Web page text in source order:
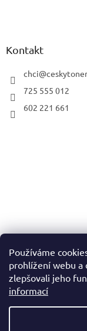
Používáme
prohlížení webu a
zlepšovali jeho
informací
Kontakt
chci@
725 555 012
602 221 661